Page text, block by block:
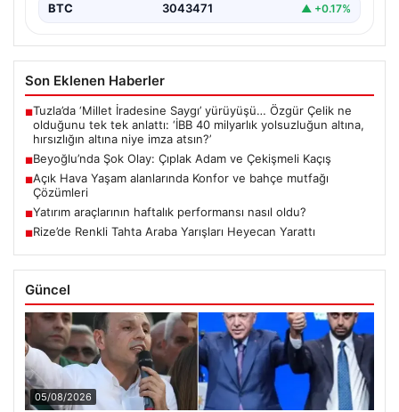
BTC 3043471 ▲ +0.17%
Son Eklenen Haberler
■Tuzla’da ‘Millet İradesine Saygı’ yürüyüşü… Özgür Çelik ne
olduğunu tek tek anlattı: ‘İBB 40 milyarlık yolsuzluğun altına,
hırsızlığın altına niye imza atsın?’
■Beyoğlu’nda Şok Olay: Çıplak Adam ve Çekişmeli Kaçış
■Açık Hava Yaşam alanlarında Konfor ve bahçe mutfağı
Çözümleri
■Yatırım araçlarının haftalık performansı nasıl oldu?
■Rize’de Renkli Tahta Araba Yarışları Heyecan Yarattı
Güncel
05/08/2026